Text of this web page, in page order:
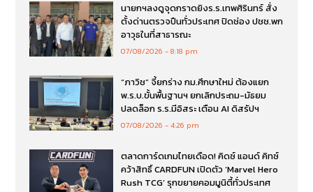
นายกฯลงดูจุดกราดยิงร.ร.เทพศิรินทร์ สั่ง
ตั้งด่านตรวจปืนทั่วประเทศ ปิดช่อง ปชช.พก
อาวุธในที่สาธารณะ
07/08/2026 8:18 pm
“ภาวิช” จี้ยกร่าง กม.ศึกษาใหม่ ต้องแยก
พ.ร.บ.ขั้นพื้นฐานฯ ยกเลิกประถม-มัธยม
ปลดล็อก ร.ร.มีอิสระ เตือน AI ดิสรัปฯ
07/08/2026 4:26 pm
ตลาดการ์ดเกมไทยเดือด! คิดซ์ แอนด์ คิทซ์
คว้าสิทธิ์ CARDFUN เปิดตัว ‘Marvel Hero
Rush TCG’ รุกขยายคอมมูนิตี้ทั่วประเทศ